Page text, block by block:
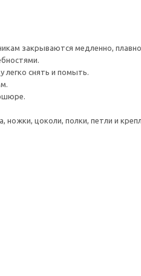
закрываются медленно,
легко снять и помыть.
цоколи, полки, петли и